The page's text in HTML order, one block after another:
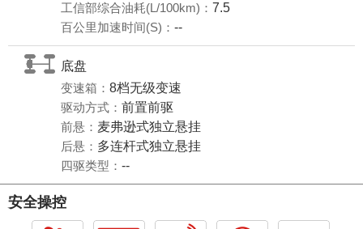
工信部综合油耗(L/100km)： 7.5
百公里加速时间(S)： --
底盘
变速箱： 8档无级变速
驱动方式： 前置前驱
前悬： 麦弗逊式独立悬挂
后悬： 多连杆式独立悬挂
四驱类型： --
安全操控